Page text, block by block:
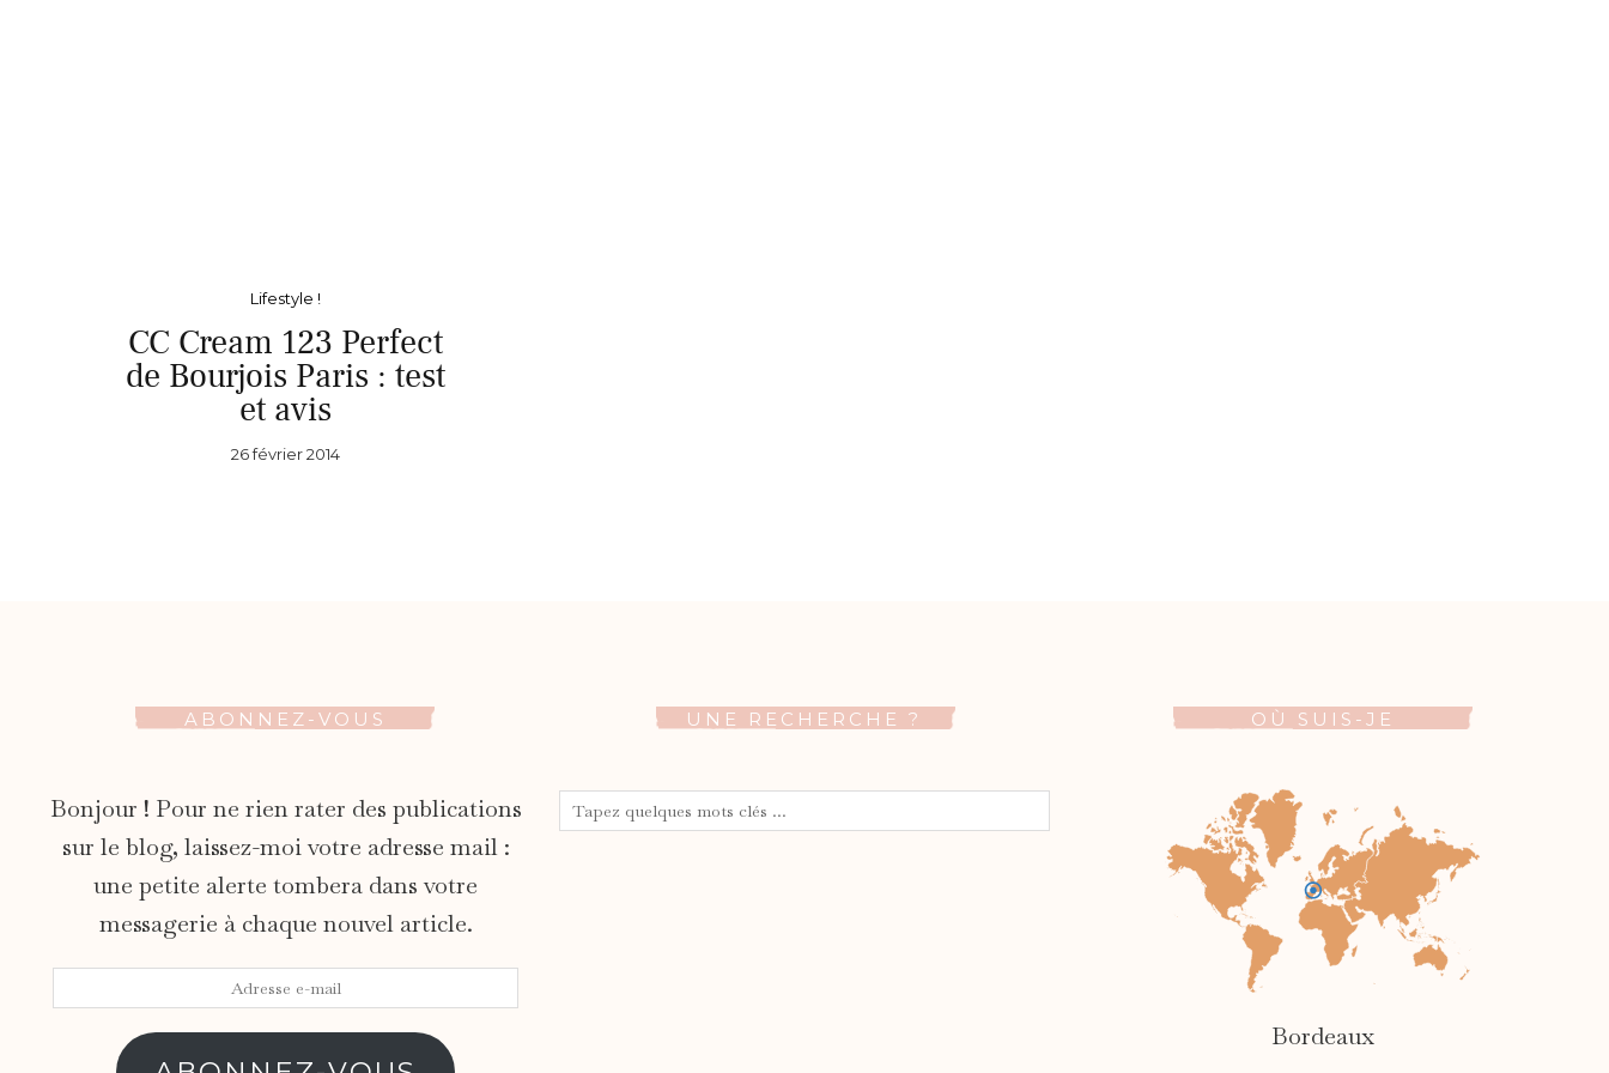
Lifestyle !
CC Cream 123 Perfect
de Bourjois Paris : test
et avis
26 février 2014
ABONNEZ-VOUS
Bonjour ! Pour ne rien rater des publications
sur le blog, laissez-moi votre adresse mail :
une petite alerte tombera dans votre
messagerie à chaque nouvel article.
UNE RECHERCHE ? OÙ SUIS-JE
Bordeaux